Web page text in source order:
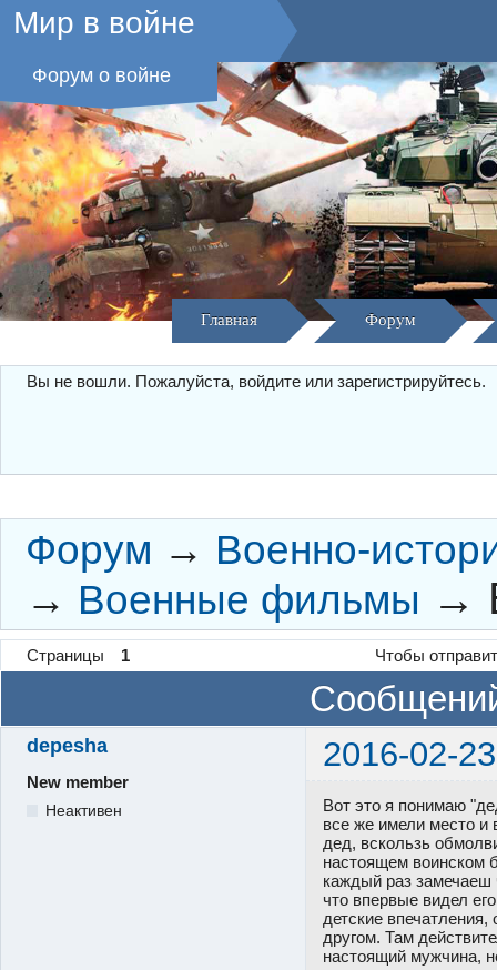
Мир в войне
Форум о войне
Главная Форум
Вы не вошли. Пожалуйста, войдите или зарегистрируйтесь.
Форум → Военно-
→ Военные фильмы →
Страницы 1 Чтобы
depesha 2016-02-
New member
Неактивен
Вот это я понимаю
все же имели место и
дед, вскользь
настоящем воинском
каждый раз замечаеш
что впервые видел
детские
другом. Там
настоящий мужчина,